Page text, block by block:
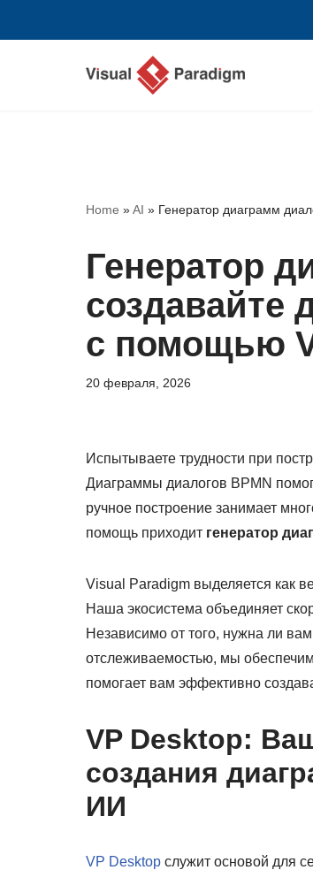
Home »AI » Генератор диаграмм
Генератор
создавайте
с помощью
20 февраля, 2026
Испытываете трудности при
Диаграммы диалогов BPMN
ручное построение занимает
помощь приходит генератор
Visual Paradigm выделяется как
Наша экосистема объединяет
Независимо от того, нужна ли
отслеживаемостью, мы
помогает вам эффективно
VP Desktop:
создания
ИИ
VP Desktop служит основой для